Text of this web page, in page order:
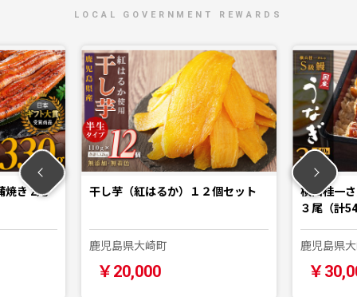
LOCAL GOVERNMENT REWARDS
焼き 2尾 干し芋（紅はるか）１２個セット
鹿児島県大崎町
￥20,000
横山桂一
３尾（計
鹿児島県
￥